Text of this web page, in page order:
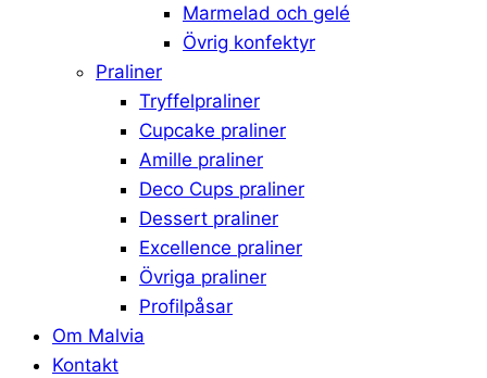
Marmelad och gelé
Övrig konfektyr
Praliner
Tryffelpraliner
Cupcake praliner
Amille praliner
Deco Cups praliner
Dessert praliner
Excellence praliner
Övriga praliner
Profilpåsar
Om Malvia
Kontakt